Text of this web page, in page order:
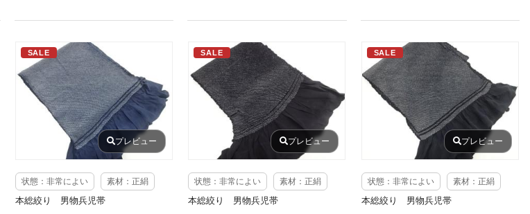
SALE
プレビュー
状態：非常によい 素材：正絹
本総絞り 男物兵児帯
SALE
プレビュー
状態：非常によい 素材：正絹
本総絞り 男物兵児帯
SALE
プレビュー
状態：非常によい 素材：正絹
本総絞り 男物兵児帯